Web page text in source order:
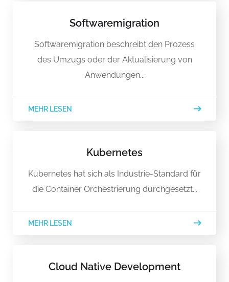
Softwaremigration
Softwaremigration beschreibt den Prozess
des Umzugs oder der Aktualisierung von
Anwendungen...
MEHR LESEN
Kubernetes
Kubernetes hat sich als Industrie-Standard für
die Container Orchestrierung durchgesetzt...
MEHR LESEN
Cloud Native Development